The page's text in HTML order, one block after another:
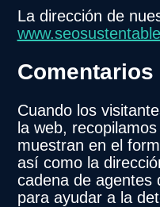
La dirección de
Comentarios
Cuando los
la web,
muestran en el
así como la
cadena de agentes
para ayudar a la